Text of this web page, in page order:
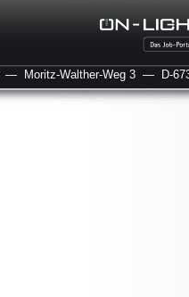
— Moritz-Walther-Weg 3 — D-